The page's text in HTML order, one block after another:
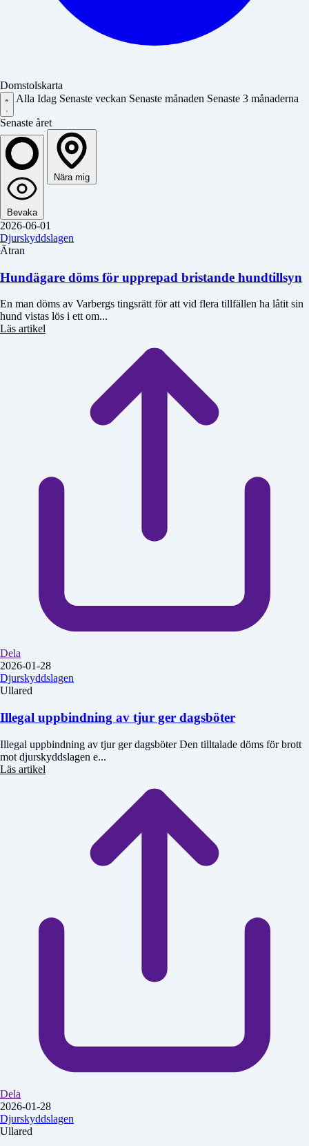
Domstolskarta
Alla Idag Senaste veckan Senaste månaden Senaste 3 månaderna
Senaste året
Bevaka
Nära mig
2026-06-01
Djurskyddslagen
Ätran
Hundägare döms för upprepad bristande hundtillsyn
En man döms av Varbergs tingsrätt för att vid flera tillfällen ha låtit sin
hund vistas lös i ett om...
Läs artikel
Dela
2026-01-28
Djurskyddslagen
Ullared
Illegal uppbindning av tjur ger dagsböter
Illegal uppbindning av tjur ger dagsböter Den tilltalade döms för brott
mot djurskyddslagen e...
Läs artikel
Dela
2026-01-28
Djurskyddslagen
Ullared